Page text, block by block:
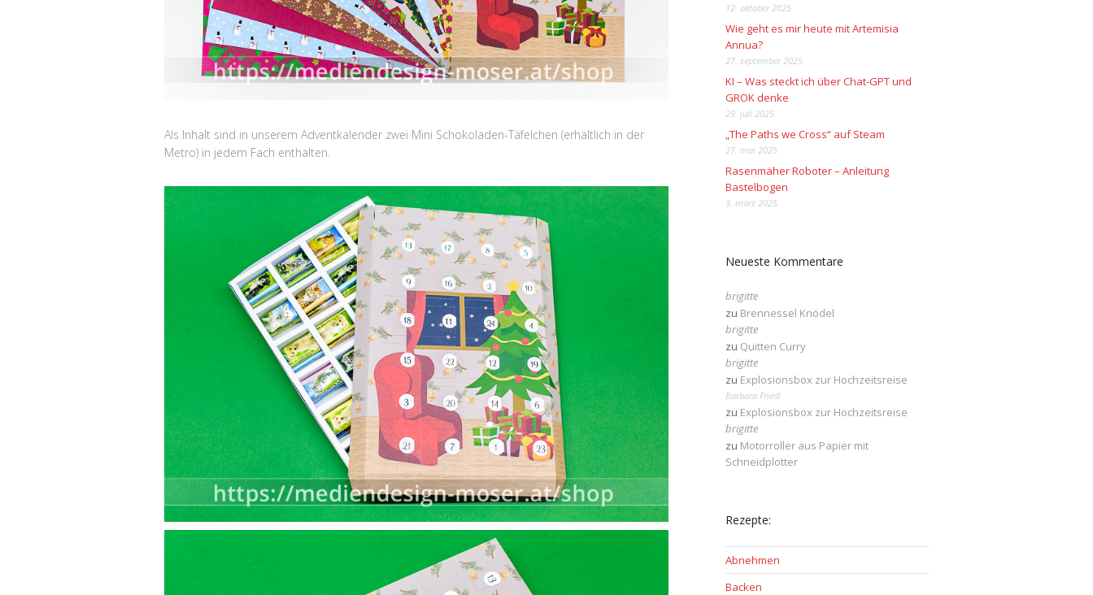
Als Inhalt sind in unserem Adventkalender zwei Mini Schokoladen-Täfelchen (erhältlich in der
Metro) in jedem Fach enthalten.
12. oktober 2025
Wie geht es mir heute mit Artemisia
Annua?
27. september 2025
KI – Was steckt ich über Chat-GPT und
GROK denke
29. juli 2025
„The Paths we Cross“ auf Steam
27. mai 2025
Rasenmäher Roboter – Anleitung
Bastelbogen
3. märz 2025
Neueste Kommentare
brigitte
zu Brennessel Knödel
brigitte
zu Quitten Curry
brigitte
zu Explosionsbox zur Hochzeitsreise
Barbara Friedl
zu Explosionsbox zur Hochzeitsreise
brigitte
zu Motorroller aus Papier mit
Schneidplotter
Rezepte:
Abnehmen
Backen